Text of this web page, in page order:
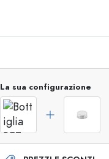
La sua configurazione